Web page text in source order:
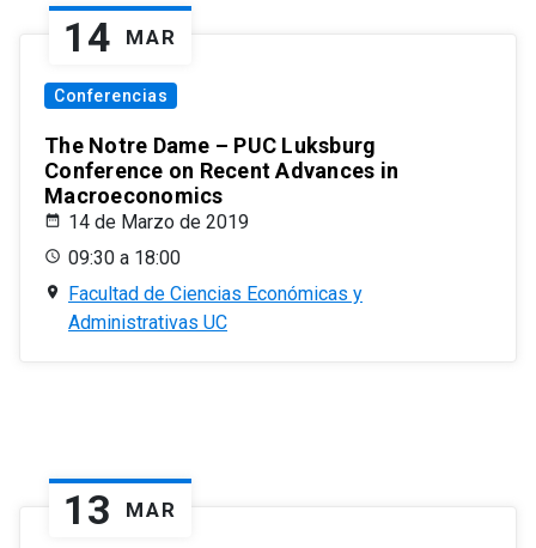
14 MAR
Conferencias
The Notre Dame – PUC Luksburg
Conference on Recent Advances in
Macroeconomics
14 de Marzo de 2019
09:30 a 18:00
Facultad de Ciencias Económicas y
Administrativas UC
13 MAR